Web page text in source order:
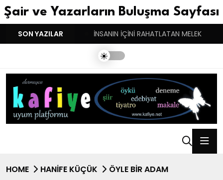
Şair ve Yazarların Buluşma Sayfası
SON YAZILAR
BASARINDIR! İNSANIN İÇİNİ RAHATLATAN MELEK
HOME HANIFE KÜÇÜK ÖYLE BİR ADAM